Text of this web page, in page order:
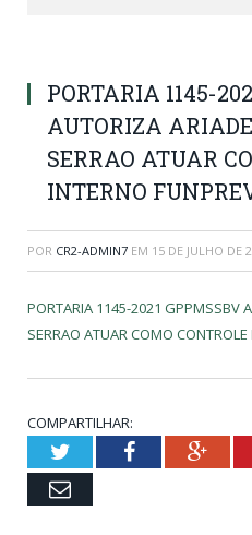
PORTARIA 1145-
AUTORIZA
SERRAO ATUAR
INTERNO
POR CR2-ADMIN7 EM 15 DE JULHO DE
PORTARIA 1145-2021 GPPMSSBV
SERRAO ATUAR COMO
COMPARTILHAR:
TwitterFacebook
Email